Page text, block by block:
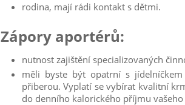
rodina, mají rádi kontakt s dětmi.
Zápory aportérů:
nutnost zajištění specializovaných
měli byste být opatrní s
přiberou. Vyplatí se vybírat kvalitní
do denního kalorického příjmu vašeho